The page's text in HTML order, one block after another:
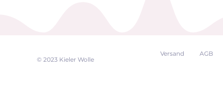
© 2023 Kieler Wolle
Versand AGB